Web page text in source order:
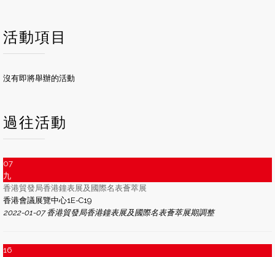
活動項目
沒有即將舉辦的活動
過往活動
07
九
香港貿發局香港鐘表展及國際名表薈萃展
香港會議展覽中心1E-C19
2022-01-07 香港貿發局香港鐘表展及國際名表薈萃展期調整
16